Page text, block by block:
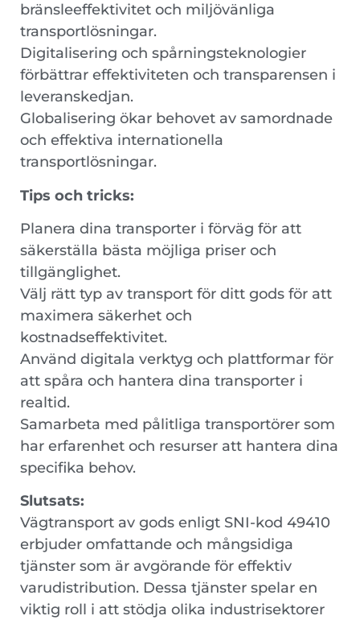
bränsleeffektivitet och miljövänliga
transportlösningar.
Digitalisering och spårningsteknologier
förbättrar effektiviteten och transparensen i
leveranskedjan.
Globalisering ökar behovet av samordnade
och effektiva internationella
transportlösningar.
Tips och tricks:
Planera dina transporter i förväg för att
säkerställa bästa möjliga priser och
tillgänglighet.
Välj rätt typ av transport för ditt gods för att
maximera säkerhet och
kostnadseffektivitet.
Använd digitala verktyg och plattformar för
att spåra och hantera dina transporter i
realtid.
Samarbeta med pålitliga transportörer som
har erfarenhet och resurser att hantera dina
specifika behov.
Slutsats:
Vägtransport av gods enligt SNI-kod 49410
erbjuder omfattande och mångsidiga
tjänster som är avgörande för effektiv
varudistribution. Dessa tjänster spelar en
viktig roll i att stödja olika industrisektorer